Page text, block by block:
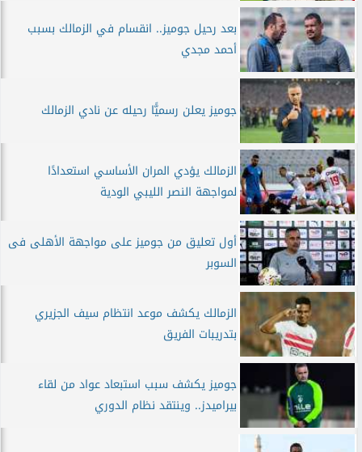
بعد رحيل جوميز.. انقسام في الزمالك بسبب
أحمد مجدي
جوميز يعلن رسميًّا رحيله عن نادي الزمالك
الزمالك يؤدي المران الأساسي استعدادًا
لمواجهة النصر الليبي الودية
أول تعليق من جوميز على مواجهة الأهلى فى
السوبر
الزمالك يكشف موعد انتظام سيف الجزيري
بتدريبات الفريق
جوميز يكشف سبب استبعاد عواد من لقاء
بيراميدز.. وينتقد نظام الدوري